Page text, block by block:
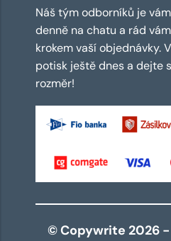
Náš tým odborníků je
denně na chatu a rád
krokem vaší objednávky.
potisk ještě dnes a dejte
rozměr!
© Copywrite 2026